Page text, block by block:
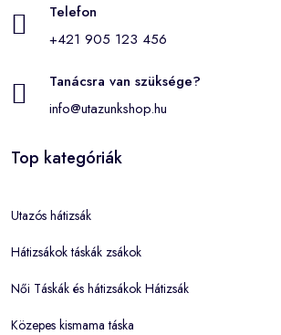
Telefon
+421 905 123 456
Tanácsra van szüksége?
info@utazunkshop.hu
Top kategóriák
Utazós hátizsák
Hátizsákok táskák zsákok
Női Táskák és hátizsákok Hátizsák
Közepes kismama táska